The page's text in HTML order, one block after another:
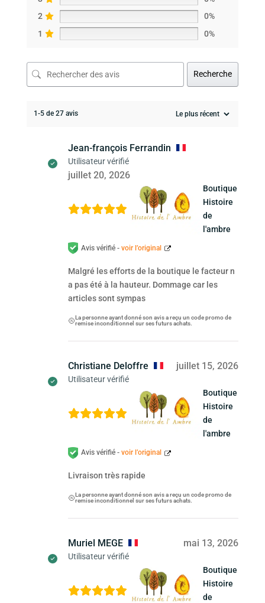
2
0%
1
0%
Recherche
1-5 de 27 avis
Jean-françois Ferrandin
Utilisateur vérifié
juillet 20, 2026
Boutique
Histoire
de
l'ambre
Avis vérifié - voir l’original
Malgré les efforts de la boutique le facteur n
a pas été à la hauteur. Dommage car les
articles sont sympas
La personne ayant donné son avis a reçu un code promo de
remise inconditionnel sur ses futurs achats.
Christiane Deloffre
Utilisateur vérifié
juillet 15, 2026
Boutique
Histoire
de
l'ambre
Avis vérifié - voir l’original
Livraison très rapide
La personne ayant donné son avis a reçu un code promo de
remise inconditionnel sur ses futurs achats.
Muriel MEGE
Utilisateur vérifié
mai 13, 2026
Boutique
Histoire
de